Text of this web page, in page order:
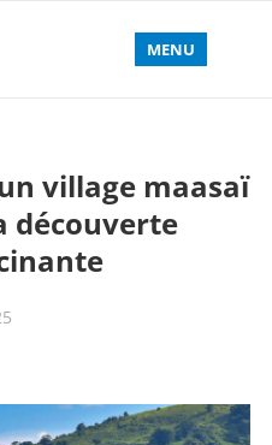
MENU
village maasaï
découverte